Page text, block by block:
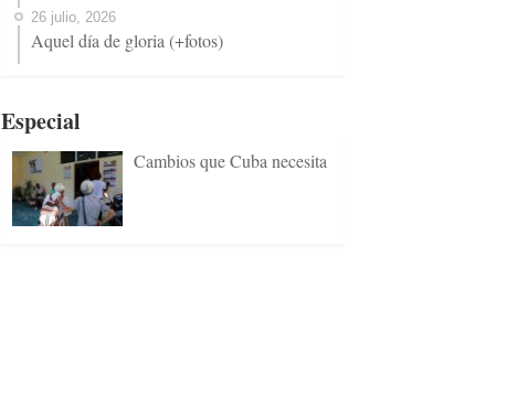
26 julio, 2026
Aquel día de gloria (+fotos)
Especial
Cambios que Cuba necesita